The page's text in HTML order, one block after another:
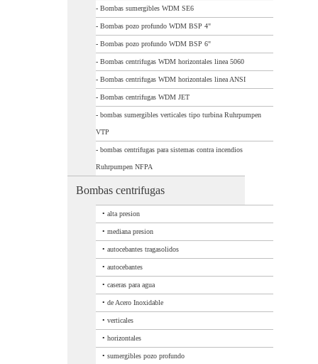
- Bombas sumergibles WDM SE6
- Bombas pozo profundo WDM BSP 4"
- Bombas pozo profundo WDM BSP 6"
- Bombas centrifugas WDM horizontales linea 5060
- Bombas centrifugas WDM horizontales linea ANSI
- Bombas centrifugas WDM JET
- bombas sumergibles verticales tipo turbina Ruhrpumpen
VTP
- bombas centrifugas para sistemas contra incendios
Ruhrpumpen NFPA
Bombas centrifugas
• alta presion
• mediana presion
• autocebantes tragasolidos
• autocebantes
• caseras para agua
• de Acero Inoxidable
• verticales
• horizontales
• sumergibles pozo profundo